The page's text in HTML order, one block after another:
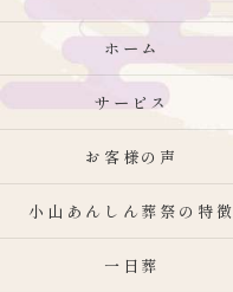
ホーム
サービス
お客様の声
小山あんしん葬祭の特徴
一日葬